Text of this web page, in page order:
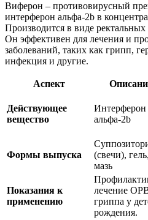
Виферон – противовирусный
интерферон альфа-2b в
Производится в виде
Он эффективен для лечения и
заболеваний, таких как грипп,
инфекция и другие.
Аспект
Действующее
вещество
Интерферон
альфа-2b
Формы выпуска
(свечи), гель,
мазь
Показания к
применению
лечение
гриппа у
рождения.